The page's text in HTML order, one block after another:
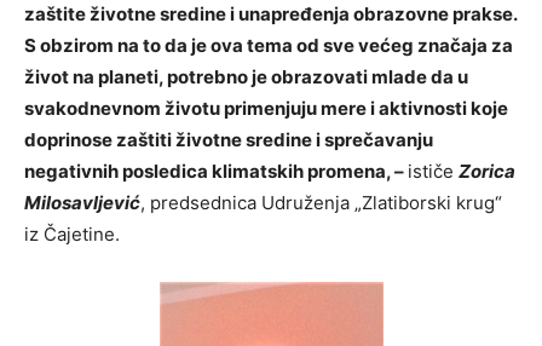
zaštite životne sredine i unapređenja obrazovne prakse.
S obzirom na to da je ova tema od sve većeg značaja za
život na planeti, potrebno je obrazovati mlade da u
svakodnevnom životu primenjuju mere i aktivnosti koje
doprinose zaštiti životne sredine i sprečavanju
negativnih posledica klimatskih promena, – ističe Zorica
Milosavljević, predsednica Udruženja „Zlatiborski krug“
iz Čajetine.